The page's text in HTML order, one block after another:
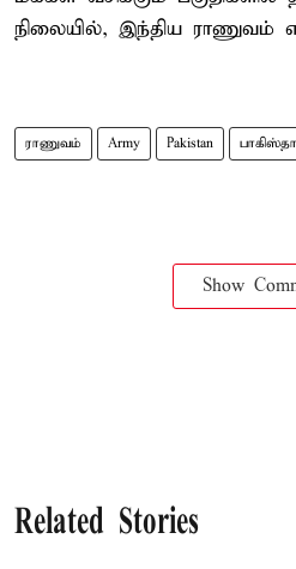
நிலையில், இந்திய ராணுவம்
ராணுவம் Army Pakistan
Show
Related Stories